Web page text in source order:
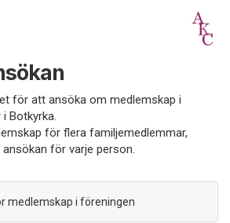
för att ansöka om medlemskap i
Botkyrka.
för flera familjemedlemmar,
för varje person.
medlemskap i föreningen